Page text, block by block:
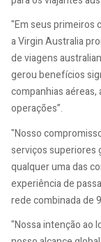
"Em seus primeiros
a Virgin Australia
de viagens
gerou benefícios
companhias
operações”.
"Nosso
serviços superiores
qualquer uma das
experiência de
rede combinada de
"Nossa intenção ao